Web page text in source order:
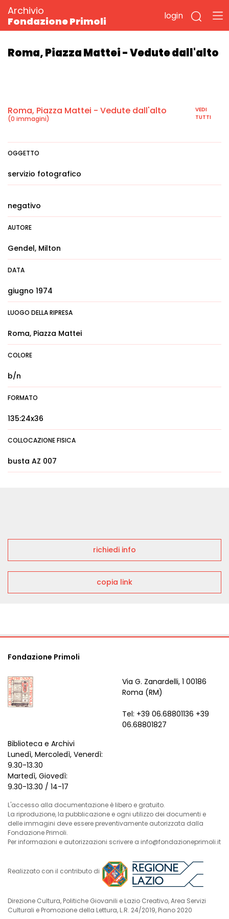
Archivio
Fondazione Primoli
login
Roma, Piazza Mattei - Vedute dall'alto
Roma, Piazza Mattei - Vedute dall'alto
(0 immagini)
VEDI
TUTTI
OGGETTO
servizio fotografico
negativo
AUTORE
Gendel, Milton
DATA
giugno 1974
LUOGO DELLA RIPRESA
Roma, Piazza Mattei
COLORE
b/n
FORMATO
135:24x36
COLLOCAZIONE FISICA
busta AZ 007
richiedi info
copia link
Fondazione Primoli
Via G. Zanardelli, 1 00186
Roma (RM)
Tel: +39 06.68801136 +39
06.68801827
Biblioteca e Archivi
Lunedì, Mercoledì, Venerdì:
9.30-13.30
Martedì, Giovedì:
9.30-13.30 / 14-17
L'accesso alla documentazione è libero e gratuito.
La riproduzione, la pubblicazione e ogni utilizzo dei documenti e
delle immagini deve essere preventivamente autorizzata dalla
Fondazione Primoli.
Per informazioni e autorizzazioni scrivere a info@fondazioneprimoli.it
Realizzato con il contributo di
Direzione Cultura, Politiche Giovanili e Lazio Creativo, Area Servizi
Culturali e Promozione della Lettura, L.R. 24/2019, Piano 2020